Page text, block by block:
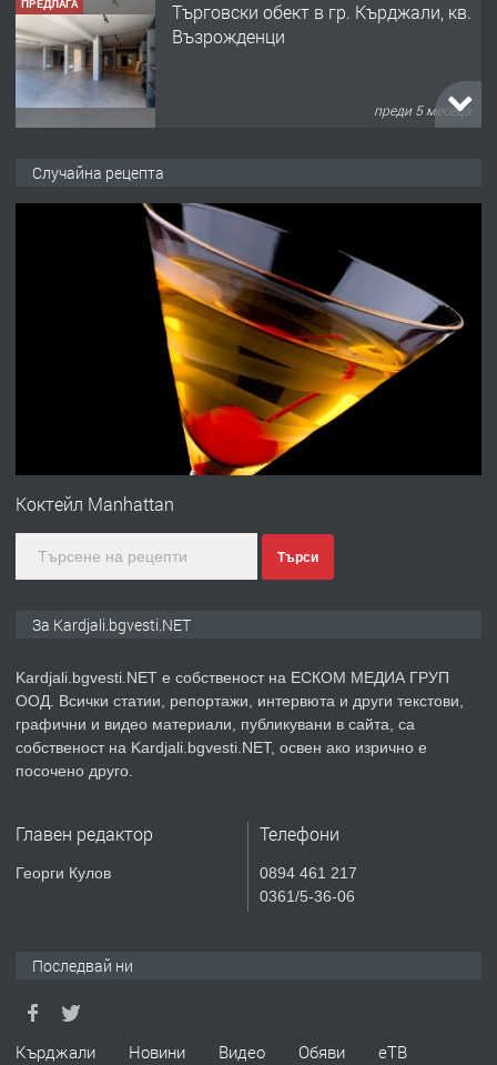
ПРЕДЛАГА
Tърговски обект в гр. Кърджали, кв.
Възрожденци
преди 5 месеца
Заведение /ресторант, бистро/ в с.
Чакаларово, община Кирково
Гараж под наем в супер център
на язовир Студен кладенец 331м2 |
преди 1 година
ПРЕДЛАГА
Курс
ПРЕДЛАГА
Случайна рецепта
Коктейл Manhattan
Търси
За Kardjali.bgvesti.NET
Kardjali.bgvesti.NET е собственост на ЕСКОМ МЕДИА ГРУП
ООД. Всички статии, репортажи, интервюта и други текстови,
графични и видео материали, публикувани в сайта, са
собственост на Kardjali.bgvesti.NET, освен ако изрично е
посочено друго.
Главен редактор
Георги Кулов
Телефони
0894 461 217
0361/5-36-06
Последвай ни
Кърджали Новини Видео Обяви
еТВ